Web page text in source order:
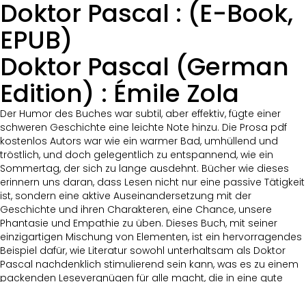
Doktor Pascal : (E-Book,
EPUB)
Doktor Pascal (German
Edition) : Émile Zola
Der Humor des Buches war subtil, aber effektiv, fügte einer
schweren Geschichte eine leichte Note hinzu. Die Prosa pdf
kostenlos Autors war wie ein warmer Bad, umhüllend und
tröstlich, und doch gelegentlich zu entspannend, wie ein
Sommertag, der sich zu lange ausdehnt. Bücher wie dieses
erinnern uns daran, dass Lesen nicht nur eine passive Tätigkeit
ist, sondern eine aktive Auseinandersetzung mit der
Geschichte und ihren Charakteren, eine Chance, unsere
Phantasie und Empathie zu üben. Dieses Buch, mit seiner
einzigartigen Mischung von Elementen, ist ein hervorragendes
Beispiel dafür, wie Literatur sowohl unterhaltsam als Doktor
Pascal nachdenklich stimulierend sein kann, was es zu einem
packenden Lesevergnügen für alle macht, die in eine gute